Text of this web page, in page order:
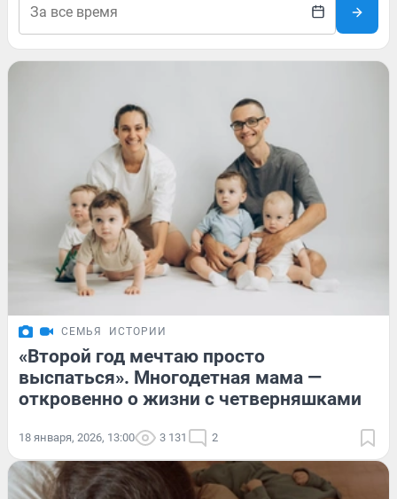
СЕМЬЯ ИСТОРИИ
«Второй год мечтаю просто
выспаться». Многодетная мама —
откровенно о жизни с четверняшками
18 января, 2026, 13:00 3 131 2